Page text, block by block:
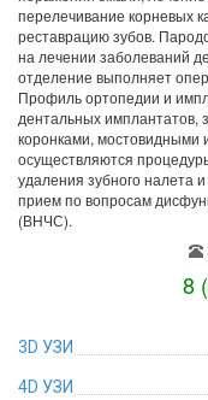
перелечивание корневых
реставрацию зубов.
на лечении заболеваний
отделение выполняет
Профиль ортопедии и
дентальных
коронками, мостовидными
осуществляются
удаления зубного налета
прием по вопросам
(ВНЧС).
8
3D УЗИ
4D УЗИ